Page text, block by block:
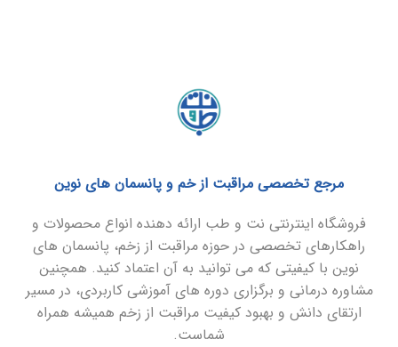
مرجع تخصصی مراقبت از خم و پانسمان های نوین
فروشگاه اینترنتی نت و طب ارائه دهنده انواع محصولات و
راهکارهای تخصصی در حوزه مراقبت از زخم، پانسمان های
نوین با کیفیتی که می توانید به آن اعتماد کنید. همچنین
مشاوره درمانی و برگزاری دوره های آموزشی کاربردی، در مسیر
ارتقای دانش و بهبود کیفیت مراقبت از زخم همیشه همراه
شماست.